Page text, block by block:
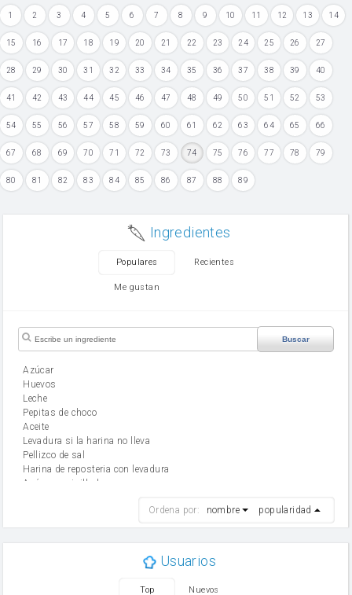
1 2 3 4 5 6 7 8 9 10 11 12 13 14
15 16 17 18 19 20 21 22 23 24 25 26 27
28 29 30 31 32 33 34 35 36 37 38 39 40
41 42 43 44 45 46 47 48 49 50 51 52 53
54 55 56 57 58 59 60 61 62 63 64 65 66
67 68 69 70 71 72 73 74 75 76 77 78 79
80 81 82 83 84 85 86 87 88 89
Ingredientes
Populares Recientes
Me gustan
Buscar
Azúcar
huevos
leche
Pepitas de choco
aceite
Levadura si la harina no lleva
Pellizco de sal
Harina de reposteria con levadura
Azúcar avainillado
mantequilla
Ordena por: nombre popularidad
Usuarios
Top Nuevos